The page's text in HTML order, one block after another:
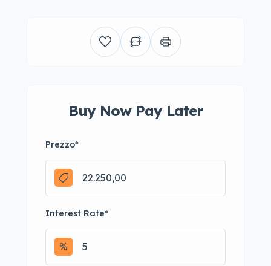
Buy Now Pay Later
Prezzo*
Interest Rate*